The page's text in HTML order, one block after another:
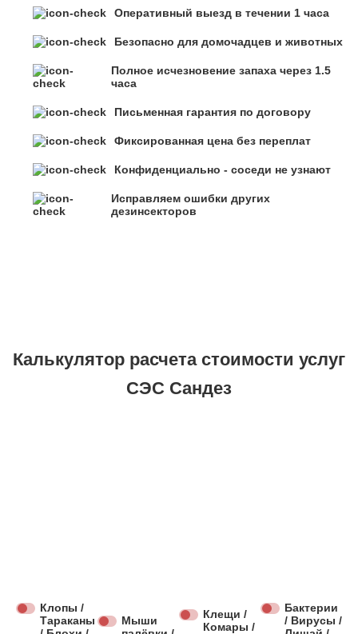
Оперативный выезд в течении 1 часа
Безопасно для домочадцев и животных
Полное исчезновение запаха через 1.5
часа
Письменная гарантия по договору
Фиксированная цена без переплат
Конфиденциально - соседи не узнают
Исправляем ошибки других
дезинсекторов
Калькулятор расчета стоимости услуг
СЭС Сандез
Клопы /
Тараканы
Мыши
Клещи /
Комары /
Бактерии
/ Вирусы /